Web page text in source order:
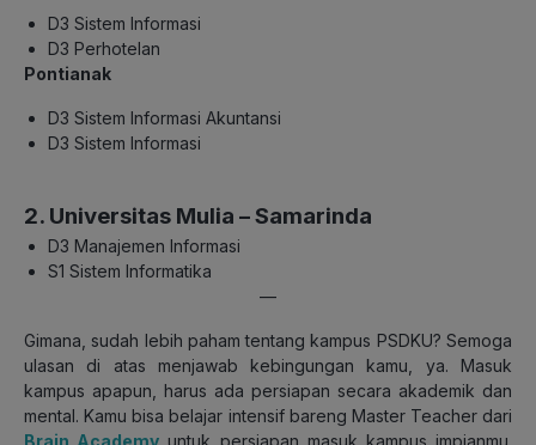
D3 Sistem Informasi
D3 Perhotelan
Pontianak
D3 Sistem Informasi Akuntansi
D3 Sistem Informasi
2. Universitas Mulia – Samarinda
D3 Manajemen Informasi
S1 Sistem Informatika
—
Gimana, sudah lebih paham tentang kampus PSDKU? Semoga
ulasan di atas menjawab kebingungan kamu, ya. Masuk
kampus apapun, harus ada persiapan secara akademik dan
mental. Kamu bisa belajar intensif bareng Master Teacher dari
Brain Academy untuk persiapan masuk kampus impianmu.